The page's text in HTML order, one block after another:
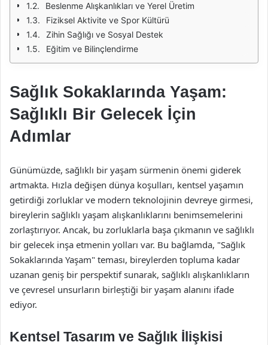
Beslenme Alışkanlıkları ve Yerel Üretim
Fiziksel Aktivite ve Spor Kültürü
Zihin Sağlığı ve Sosyal Destek
Eğitim ve Bilinçlendirme
Sağlık Sokaklarında Yaşam:
Sağlıklı Bir Gelecek İçin
Adımlar
Günümüzde, sağlıklı bir yaşam sürmenin önemi giderek
artmakta. Hızla değişen dünya koşulları, kentsel yaşamın
getirdiği zorluklar ve modern teknolojinin devreye girmesi,
bireylerin sağlıklı yaşam alışkanlıklarını benimsemelerini
zorlaştırıyor. Ancak, bu zorluklarla başa çıkmanın ve sağlıklı
bir gelecek inşa etmenin yolları var. Bu bağlamda, "Sağlık
Sokaklarında Yaşam" teması, bireylerden topluma kadar
uzanan geniş bir perspektif sunarak, sağlıklı alışkanlıkların
ve çevresel unsurların birleştiği bir yaşam alanını ifade
ediyor.
Kentsel Tasarım ve Sağlık İlişkisi